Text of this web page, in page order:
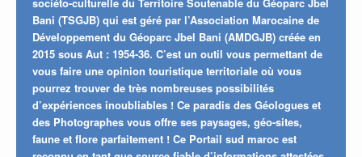
Bani (TSGJB) qui est géré par l’Association Marocaine de
Développement du Géoparc Jbel Bani (AMDGJB) créée en
2015 sous Aut : 1954-36. C’est un outil vous permettant de
vous faire une opinion touristique territoriale où vous
pourrez trouver de très nombreuses possibilités
d’expériences inoubliables ! Ce paradis des Géologues et
des Photographes vous offre ses paysages, géo-sites,
faune et flore parfaitement ! Ce Portail sud maroc est